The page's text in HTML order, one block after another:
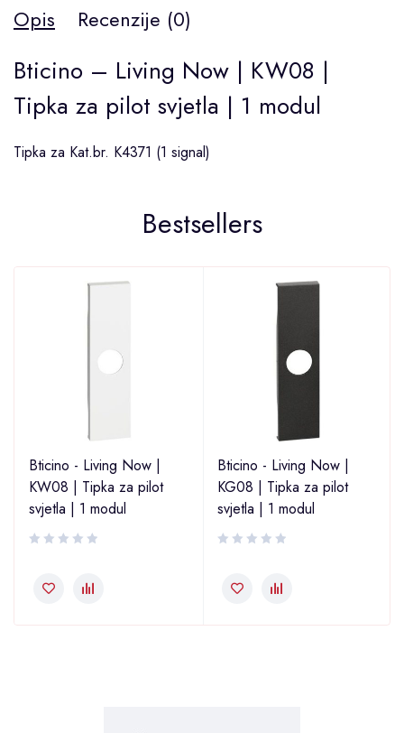
Opis Recenzije (0)
Bticino – Living Now | KW08 |
Tipka za pilot svjetla | 1 modul
Tipka za Kat.br. K4371 (1 signal)
Bestsellers
Bticino - Living Now |
KW08 | Tipka za pilot
svjetla | 1 modul
Bticino - Living Now |
KG08 | Tipka za pilot
svjetla | 1 modul